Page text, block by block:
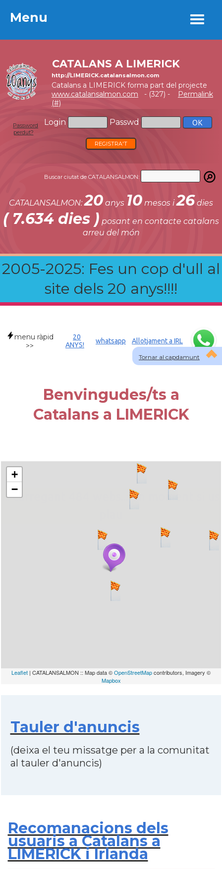
Menu
CATALANS A LIMERICK
http://LIMERICK.catalansalmon.com
Catalans a LIMERICK forma part del projecte
www.catalansalmon.com - (327) -
Permalink
(#)
Login Passwd
Password
perdut?
REGISTRA'T
Buscar ciutat de CATALANSALMON:
CATALANSALMON:20 anys 10 mesos i26 dies
( 7.634 dies ) posant en contacte catalans
arreu del món
2005-2025: Fes un cop d'ull al
site dels 20 anys!!!!
Menu
Tornar al capdamunt
menu ràpid
>>
20
ANYS!
whatsapp Allotjament a IRL
Benvingudes/ts a
Catalans a LIMERICK
... carregant 484 webs... un moment si us
+
−
Leaflet | CATALANSALMON :: Map data ©OpenStreetMapcontributors, Imagery ©
Mapbox
Tauler d'anuncis
(deixa el teu missatge per a la comunitat
al tauler d'anuncis)
Recomanacions dels
usuaris a Catalans a
LIMERICK i Irlanda